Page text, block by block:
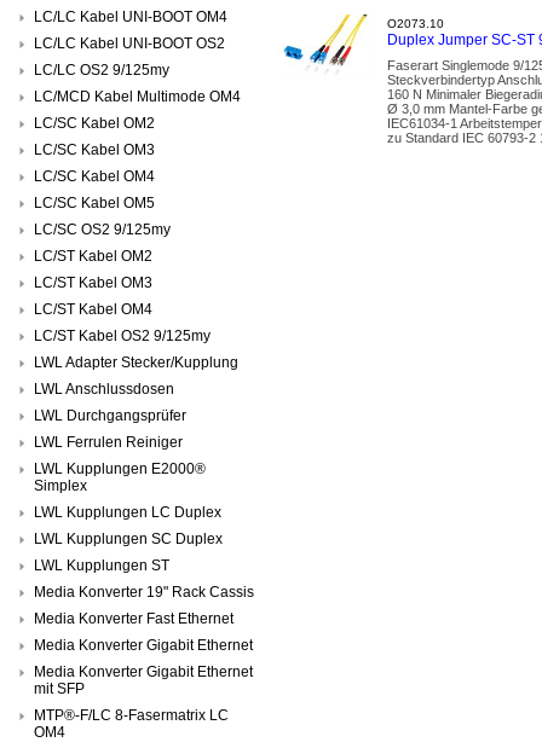
LC/LC Kabel UNI-BOOT OM4
LC/LC Kabel UNI-BOOT OS2
LC/LC OS2 9/125my
LC/MCD Kabel Multimode OM4
LC/SC Kabel OM2
LC/SC Kabel OM3
LC/SC Kabel OM4
LC/SC Kabel OM5
LC/SC OS2 9/125my
LC/ST Kabel OM2
LC/ST Kabel OM3
LC/ST Kabel OM4
LC/ST Kabel OS2 9/125my
LWL Adapter Stecker/Kupplung
LWL Anschlussdosen
LWL Durchgangsprüfer
LWL Ferrulen Reiniger
LWL Kupplungen E2000®
Simplex
LWL Kupplungen LC Duplex
LWL Kupplungen SC Duplex
LWL Kupplungen ST
Media Konverter 19" Rack Cassis
Media Konverter Fast Ethernet
Media Konverter Gigabit Ethernet
Media Konverter Gigabit Ethernet
mit SFP
MTP®-F/LC 8-Fasermatrix LC
OM4
O2073.10
Duplex Jumper SC-ST
Faserart Singlemode 9/
Steckverbindertyp
160 N Minimaler
Ø 3,0 mm Mantel-Farbe
IEC61034-1
zu Standard IEC 60793-2